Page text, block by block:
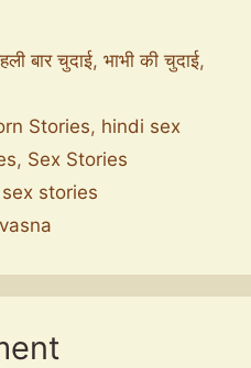
बार चुदाई,भाभी की चुदाई,
Stories, hindi sex
, Sex Stories
sex stories